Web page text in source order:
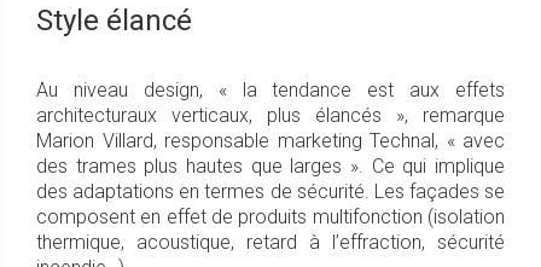
Style élancé
Au niveau design, « la tendance est aux effets
architecturaux verticaux, plus élancés », remarque
Marion Villard, responsable marketing Technal, « avec
des trames plus hautes que larges ». Ce qui implique
des adaptations en termes de sécurité. Les façades se
composent en effet de produits multifonction (isolation
thermique, acoustique, retard à l’effraction, sécurité